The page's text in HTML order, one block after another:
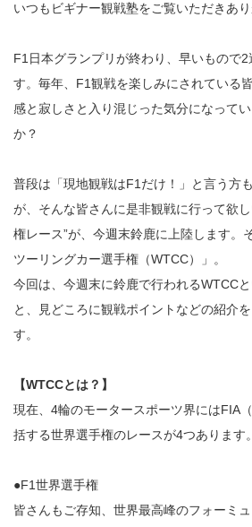
いつもビギナー観戦塾をご覧いただきあり
F1日本グランプリが終わり、早いもので
す。毎年、F1観戦を楽しみにされている
感と寂しさと入り混じった気分になって
か？
普段は「現地観戦はF1だけ！」と言う方
が、そんな皆さんに是非観戦に行って欲
権レース”が、今週末鈴鹿に上陸します。
ツーリングカー選手権（WTCC）」。
今回は、今週末に鈴鹿で行われるWTCC
と、見どころに観戦ポイントなどの紹介
す。
【WTCCとは？】
現在、4輪のモータースポーツ界にはFIA
括する世界選手権のレースが4つあります。
●F1世界選手権
皆さんもご存知、世界最高峰のフォーミュ